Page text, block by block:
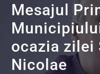
Mesajul
ocazia zilei
Nicolae